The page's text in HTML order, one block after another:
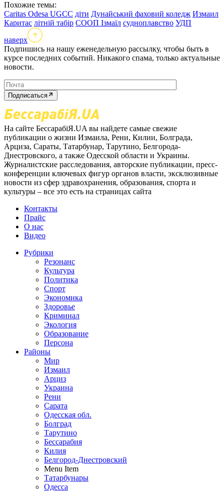
Похожие темы:
Caritas Odesa UGCC діти Дунайський фаховий коледж Измаил
Каритас літній табір СООП Ізмаїл судноплавство УДП
наверх
Подпишись на нашу еженедельную рассылку, чтобы быть в
курсе последних событий. Никакого спама, только актуальные
новости.
Подписаться
На сайте БессарабіЯ.UA вы найдете самые свежие
публикации о жизни Измаила, Рени, Килии, Болграда,
Арциза, Сараты, Татарбунар, Тарутино, Белгорода-
Днестровского, а также Одесской области и Украины.
Журналистские расследования, авторские публикации, пресс-
конференции ключевых фигур органов власти, эксклюзивные
новости из сфер здравохранения, образования, спорта и
культуры – все это есть на страницах сайта
Контакты
Прайс
О нас
Видео
Рубрики
Резонанс
Культура
Политика
Спорт
Экономика
Здоровье
Криминал
Экология
Образование
Персона
Районы
Мир
Измаил
Арциз
Украина
Рени
Сарата
Одесская обл.
Болград
Тарутино
Бессарабия
Килия
Белгород-Днестровский
Menu Item
Татарбунары
Одесса